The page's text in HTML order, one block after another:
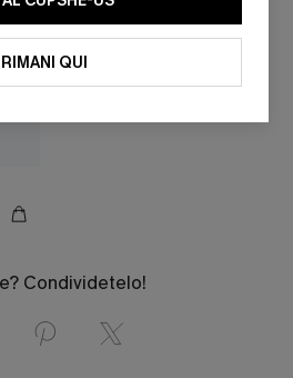
Condividetelo!
RIMANI QUI